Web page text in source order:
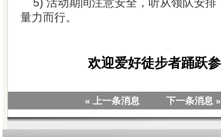
量力而行。
欢迎爱好徒步者踊跃
« 上一条消息 下一条消息 »